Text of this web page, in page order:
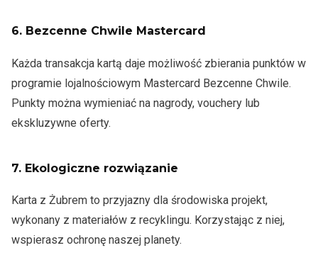
6. Bezcenne Chwile Mastercard
Każda transakcja kartą daje możliwość zbierania punktów w
programie lojalnościowym Mastercard Bezcenne Chwile.
Punkty można wymieniać na nagrody, vouchery lub
ekskluzywne oferty.
7. Ekologiczne rozwiązanie
Karta z Żubrem to przyjazny dla środowiska projekt,
wykonany z materiałów z recyklingu. Korzystając z niej,
wspierasz ochronę naszej planety.